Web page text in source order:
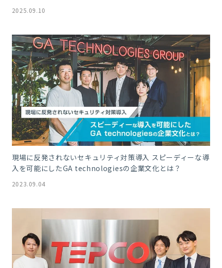
2025.09.10
現場に反発されないセキュリティ対策導入 スピーディーな導
入を可能にしたGA technologiesの企業文化とは？
2023.09.04